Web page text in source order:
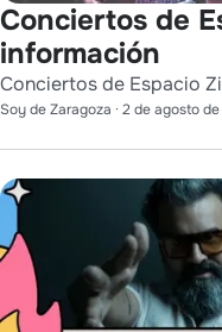
Conciertos de
información
Conciertos de Espacio
Soy de Zaragoza · 2 de agosto